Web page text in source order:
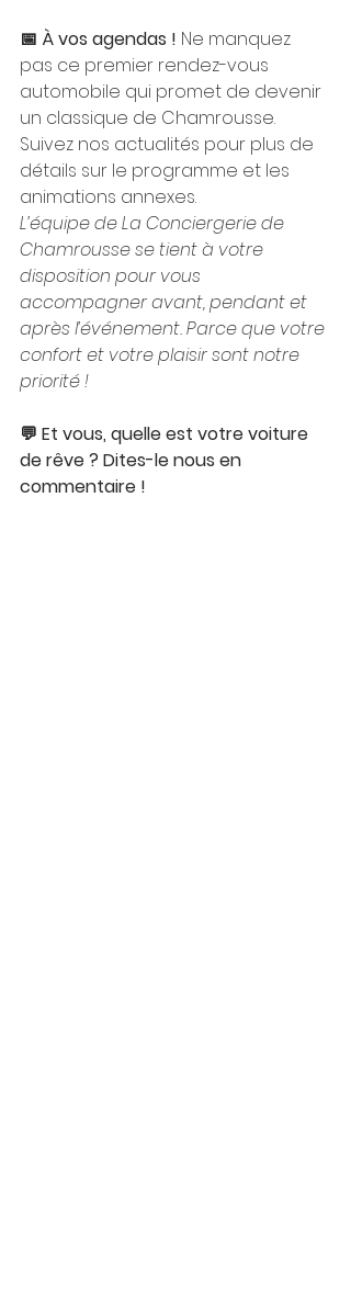
📅 À vos agendas ! Ne manquez
pas ce premier rendez-vous
automobile qui promet de devenir
un classique de Chamrousse.
Suivez nos actualités pour plus de
détails sur le programme et les
animations annexes.
L’équipe de La Conciergerie de
Chamrousse se tient à votre
disposition pour vous
accompagner avant, pendant et
après l’événement. Parce que votre
confort et votre plaisir sont notre
priorité !
💬 Et vous, quelle est votre voiture
de rêve ? Dites-le nous en
commentaire !